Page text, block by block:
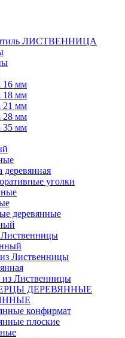
ЛИСТВЕННИЦА
16 мм
18 мм
21 мм
28 мм
35 мм
деревянная
уголки
деревянные
Лиственницы
Лиственницы
из Лиственницы
ДЕРЕВЯННЫЕ
конфирмат
плоские